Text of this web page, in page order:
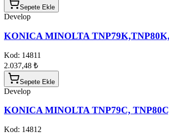
Sepete Ekle
Develop
KONICA MINOLTA
Kod: 14811
2.037,48 ₺
Sepete Ekle
Develop
KONICA MINOLTA TNP79C,
Kod: 14812